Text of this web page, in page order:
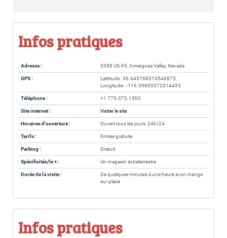
Infos pratiques
Adresse : 5388 US-95, Amargosa Valley, Nevada
GPS :
Lattitude : 36.643768310546875,
Longitude : -116.39600372314453
Téléphone : +1 775-372-1500
Site internet : Visiter le site
Horaires d'ouverture : Ouvert tous les jours, 24h/24
Tarifs : Entrée gratuite
Parking : Gratuit
Spécificités/le + : Un magasin extraterrestre
Durée de la visite :
De quelques minutes à une heure si on mange
sur place
Infos pratiques